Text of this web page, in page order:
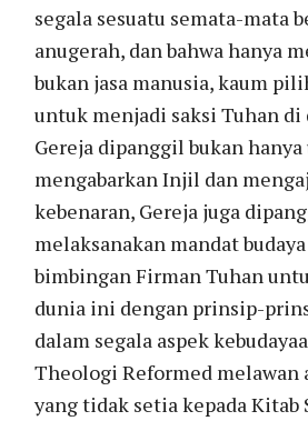
segala sesuatu semata-mata
anugerah, dan bahwa hanya
bukan jasa manusia, kaum
untuk menjadi saksi Tuhan
Gereja dipanggil bukan
mengabarkan Injil dan
kebenaran, Gereja juga
melaksanakan mandat
bimbingan Firman Tuhan
dunia ini dengan prinsip-
dalam segala aspek
Theologi Reformed melawan
yang tidak setia kepada Kitab